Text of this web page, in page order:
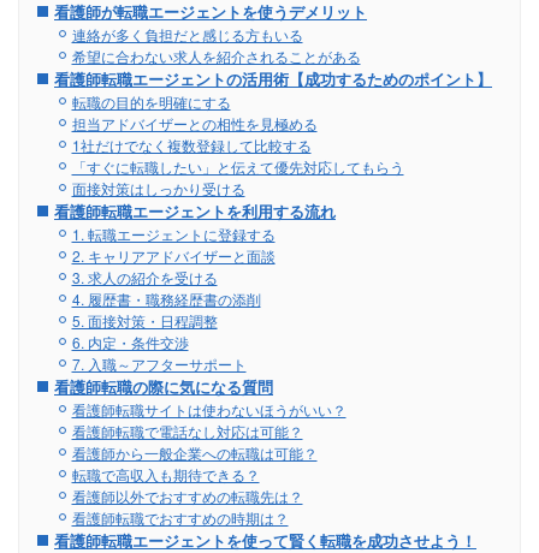
看護師が転職エージェントを使うデメリット
連絡が多く負担だと感じる方もいる
希望に合わない求人を紹介されることがある
看護師転職エージェントの活用術【成功するためのポイント】
転職の目的を明確にする
担当アドバイザーとの相性を見極める
1社だけでなく複数登録して比較する
「すぐに転職したい」と伝えて優先対応してもらう
面接対策はしっかり受ける
看護師転職エージェントを利用する流れ
1. 転職エージェントに登録する
2. キャリアアドバイザーと面談
3. 求人の紹介を受ける
4. 履歴書・職務経歴書の添削
5. 面接対策・日程調整
6. 内定・条件交渉
7. 入職～アフターサポート
看護師転職の際に気になる質問
看護師転職サイトは使わないほうがいい？
看護師転職で電話なし対応は可能？
看護師から一般企業への転職は可能？
転職で高収入も期待できる？
看護師以外でおすすめの転職先は？
看護師転職でおすすめの時期は？
看護師転職エージェントを使って賢く転職を成功させよう！